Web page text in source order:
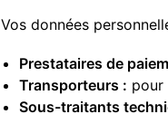
Vos données
Prestataires de
Transporteurs : pour
Sous-traitants